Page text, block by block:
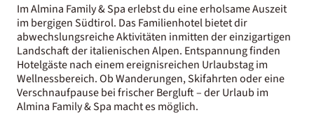
Im Almina Family & Spa erlebst du eine erholsame Auszeit
im bergigen Südtirol. Das Familienhotel bietet dir
abwechslungsreiche Aktivitäten inmitten der einzigartigen
Landschaft der italienischen Alpen. Entspannung finden
Hotelgäste nach einem ereignisreichen Urlaubstag im
Wellnessbereich. Ob Wanderungen, Skifahrten oder eine
Verschnaufpause bei frischer Bergluft – der Urlaub im
Almina Family & Spa macht es möglich.